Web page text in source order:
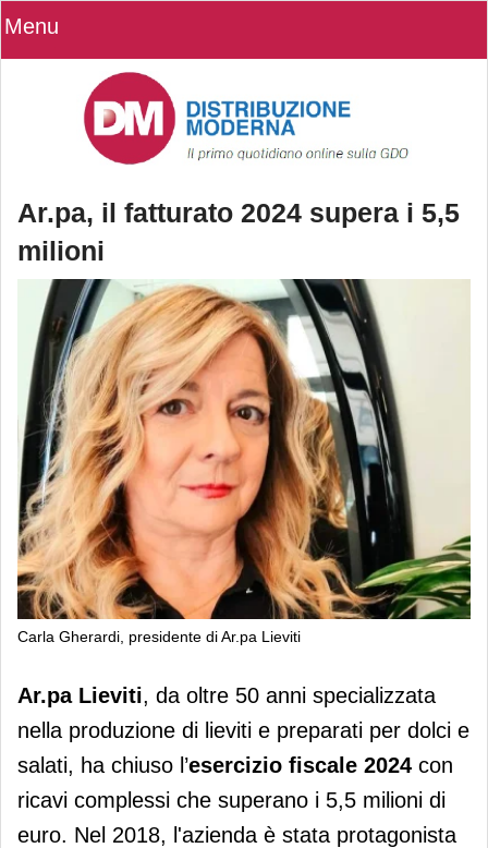
Menu
Ar.pa, il fatturato 2024 supera i 5,5
milioni
Carla Gherardi, presidente di Ar.pa Lieviti
Ar.pa, il fatturato 2024 supera i 5,5
milioni
Ar.pa Lieviti, da oltre 50 anni specializzata
nella produzione di lieviti e preparati per dolci e
salati, ha chiuso l’esercizio fiscale 2024 con
ricavi complessi che superano i 5,5 milioni di
euro. Nel 2018, l'azienda è stata protagonista